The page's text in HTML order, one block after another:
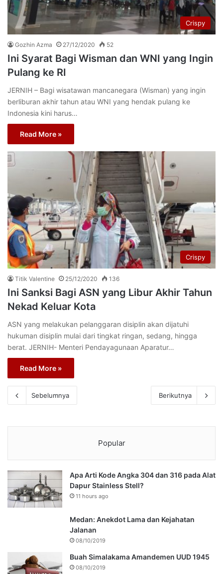
Crispy
Gozhin Azma 27/12/2020 52
Ini Syarat Bagi Wisman dan WNI yang Ingin
Pulang ke RI
JERNIH – Bagi wisatawan mancanegara (Wisman) yang ingin
berliburan akhir tahun atau WNI yang hendak pulang ke
Indonesia kini harus…
Read More »
Crispy
Titik Valentine 25/12/2020 136
Ini Sanksi Bagi ASN yang Libur Akhir Tahun
Nekad Keluar Kota
ASN yang melakukan pelanggaran disiplin akan dijatuhi
hukuman disiplin mulai dari tingkat ringan, sedang, hingga
berat. JERNIH- Menteri Pendayagunaan Aparatur…
Read More »
Sebelumnya Berikutnya
Popular
Apa Arti Kode Angka 304 dan 316 pada Alat
Dapur Stainless Stell?
11 hours ago
Medan: Anekdot Lama dan Kejahatan
Jalanan
08/10/2019
Buah Simalakama Amandemen UUD 1945
08/10/2019